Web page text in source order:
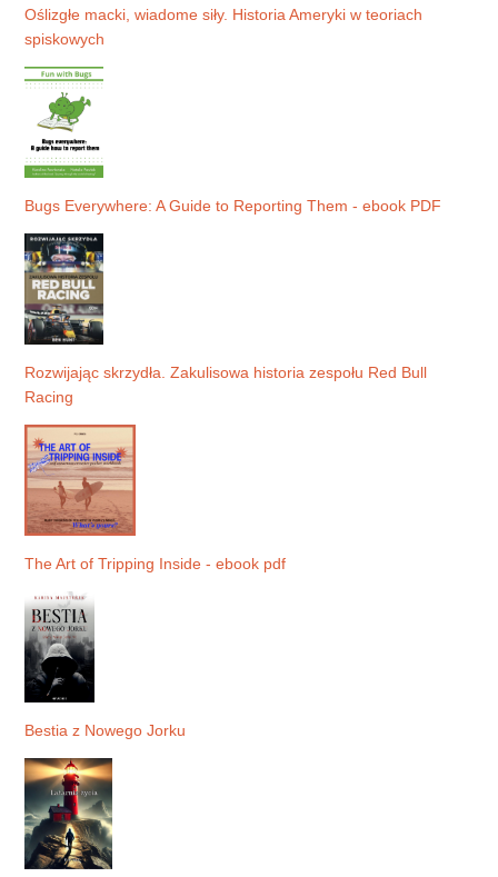
Oślizgłe macki, wiadome siły. Historia Ameryki w teoriach
spiskowych
Bugs Everywhere: A Guide to Reporting Them - ebook PDF
Rozwijając skrzydła. Zakulisowa historia zespołu Red Bull
Racing
The Art of Tripping Inside - ebook pdf
Bestia z Nowego Jorku